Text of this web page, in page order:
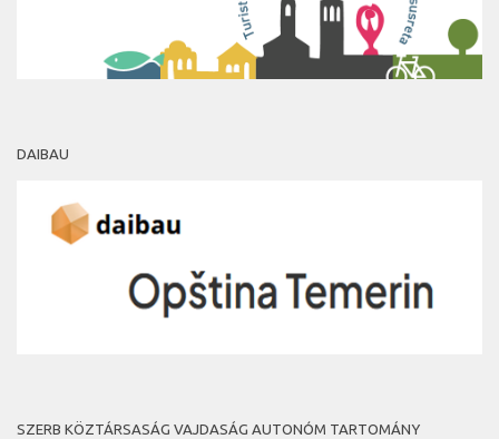
DAIBAU
SZERB KÖZTÁRSASÁG VAJDASÁG AUTONÓM TARTOMÁNY